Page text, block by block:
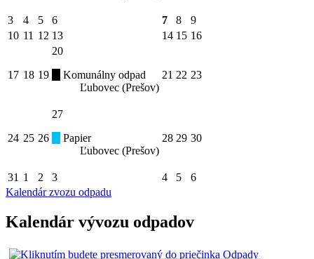
3 4 5 6 7 8
9
10 11 12 13 14 15 16
17 18 19
20
Komunálny odpad
Ľubovec (Prešov)
21 22 23
24 25 26
27
Papier
Ľubovec (Prešov)
28 29 30
31 1 2 3 4 5
6
Kalendár zvozu odpadu
Kalendár vývozu odpadov